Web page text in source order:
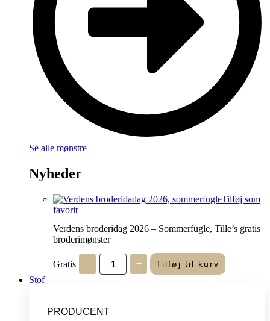
Se alle mønstre
Nyheder
Tilføj som
favorit
Verdens broderidag 2026 – Sommerfugle, Tille’s gratis
broderimønster
Gratis -
Verdens
broderidag
2026
Tille's
gratis
+ Tilføj til kurv
Stof
PRODUCENT